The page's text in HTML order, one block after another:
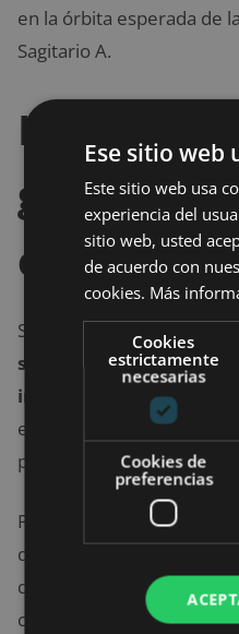
en la órbita esperada de
Sagitario A.
Los
gusano
en las
Si alguna vez se
serán del tipo que la
imaginar
. Esto es así
es transitable, la gente y
probablemente no
Para viajar a través de
de energía negativa para
de gusano. De momento
cabo esta acción.
Ese sitio web
Este sitio web usa
experiencia del
sitio web, usted
de acuerdo con
cookies. Más
Cookies
estrictamente
necesarias
Cookies de
preferencias